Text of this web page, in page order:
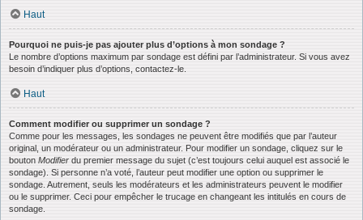
Haut
Pourquoi ne puis-je pas ajouter plus d’options à mon sondage ?
Le nombre d’options maximum par sondage est défini par l’administrateur. Si vous avez
besoin d’indiquer plus d’options, contactez-le.
Haut
Comment modifier ou supprimer un sondage ?
Comme pour les messages, les sondages ne peuvent être modifiés que par l’auteur
original, un modérateur ou un administrateur. Pour modifier un sondage, cliquez sur le
bouton Modifier du premier message du sujet (c’est toujours celui auquel est associé le
sondage). Si personne n’a voté, l’auteur peut modifier une option ou supprimer le
sondage. Autrement, seuls les modérateurs et les administrateurs peuvent le modifier
ou le supprimer. Ceci pour empêcher le trucage en changeant les intitulés en cours de
sondage.